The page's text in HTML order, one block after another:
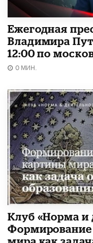
Ежегодная
Владимира
12:00 по
0 МИН.
Клуб «Норма и